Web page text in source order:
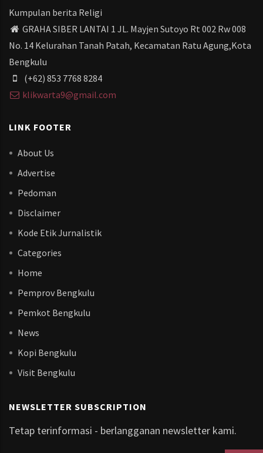
Kumpulan berita Religi
GRAHA SIBER LANTAI 1 JL. Mayjen Sutoyo Rt 002 Rw 008
No. 14 Kelurahan Tanah Patah, Kecamatan Ratu Agung,Kota
Bengkulu
(+62) 853 7768 8284
klikwarta9@gmail.com
LINK FOOTER
About Us
Advertise
Pedoman
Disclaimer
Kode Etik Jurnalistik
Categories
Home
Pemprov Bengkulu
Pemkot Bengkulu
News
Kopi Bengkulu
Visit Bengkulu
NEWSLETTER SUBSCRIPTION
Tetap terinformasi - berlangganan newsletter kami.